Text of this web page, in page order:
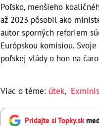
Poľsko, menšieho
až 2023 pôsobil ako
autor sporných reforiem
Európskou komisiou.
poľskej vlády o hon na
Viac o téme: útek,
Pridajte si Topky.sk